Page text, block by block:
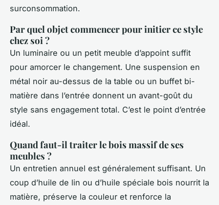
surconsommation.
Par quel objet commencer pour initier ce style
chez soi ?
Un luminaire ou un petit meuble d’appoint suffit
pour amorcer le changement. Une suspension en
métal noir au-dessus de la table ou un buffet bi-
matière dans l’entrée donnent un avant-goût du
style sans engagement total. C’est le point d’entrée
idéal.
Quand faut-il traiter le bois massif de ses
meubles ?
Un entretien annuel est généralement suffisant. Un
coup d’huile de lin ou d’huile spéciale bois nourrit la
matière, préserve la couleur et renforce la